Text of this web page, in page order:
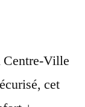
Centre-Ville
cet